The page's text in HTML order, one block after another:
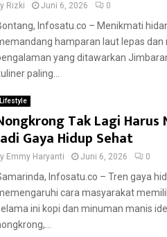
Rizki Juni 6, 2026 0
Infosatu.co – Menikmati
hamparan laut lepas
yang ditawarkan
paling...
Lifestyle
Tak Lagi Harus
Gaya Hidup Sehat
Emmy Haryanti Juni 6, 2026 0
Infosatu.co – Tren gaya
cara masyarakat
ini kopi dan minuman manis